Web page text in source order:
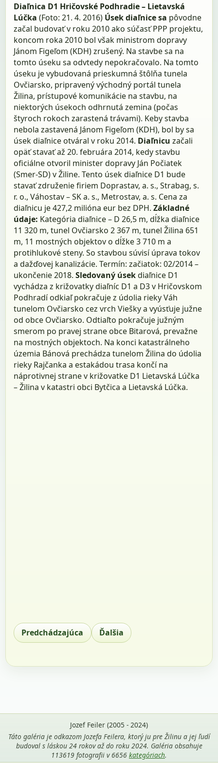
Diaľnica D1 Hričovské Podhradie – Lietavská
Lúčka (Foto: 21. 4. 2016) Úsek diaľnice sa pôvodne
začal budovať v roku 2010 ako súčasť PPP projektu,
koncom roka 2010 bol však ministrom dopravy
Jánom Figeľom (KDH) zrušený. Na stavbe sa na
tomto úseku sa odvtedy nepokračovalo. Na tomto
úseku je vybudovaná prieskumná štôlňa tunela
Ovčiarsko, pripravený východný portál tunela
Žilina, prístupové komunikácie na stavbu, na
niektorých úsekoch odhrnutá zemina (počas
štyroch rokoch zarastená trávami). Keby stavba
nebola zastavená Jánom Figeľom (KDH), bol by sa
úsek diaľnice otváral v roku 2014. Diaľnicu začali
opäť stavať až 20. februára 2014, kedy stavbu
oficiálne otvoril minister dopravy Ján Počiatek
(Smer-SD) v Žiline. Tento úsek diaľnice D1 bude
stavať združenie firiem Doprastav, a. s., Strabag, s.
r. o., Váhostav – SK a. s., Metrostav, a. s. Cena za
diaľnicu je 427,2 milióna eur bez DPH.Základné
údaje: Kategória diaľnice – D 26,5 m, dĺžka diaľnice
11 320 m, tunel Ovčiarsko 2 367 m, tunel Žilina 651
m, 11 mostných objektov o dĺžke 3 710 m a
protihlukové steny. So stavbou súvisí úprava tokov
a dažďovej kanalizácie. Termín: začiatok: 02/2014 –
ukončenie 2018.Sledovaný úsekdiaľnice D1
vychádza z križovatky diaľníc D1 a D3 v Hričovskom
Podhradí odkiaľ pokračuje z údolia rieky Váh
tunelom Ovčiarsko cez vrch Viešky a vyúsťuje južne
od obce Ovčiarsko. Odtiaľto pokračuje južným
smerom po pravej strane obce Bitarová, prevažne
na mostných objektoch. Na konci katastrálneho
územia Bánová prechádza tunelom Žilina do údolia
rieky Rajčanka a estakádou trasa končí na
náprotivnej strane v križovatke D1 Lietavská Lúčka
– Žilina v katastri obci Bytčica a Lietavská Lúčka.
Predchádzajúca Ďalšia
Jozef Feiler (2005 - 2024)
Táto galéria je odkazom Jozefa Feilera, ktorý ju pre Žilinu a jej ľudí
budoval s láskou 24 rokov až do roku 2024. Galéria obsahuje
113619 fotografii v 6656 kategóriach.